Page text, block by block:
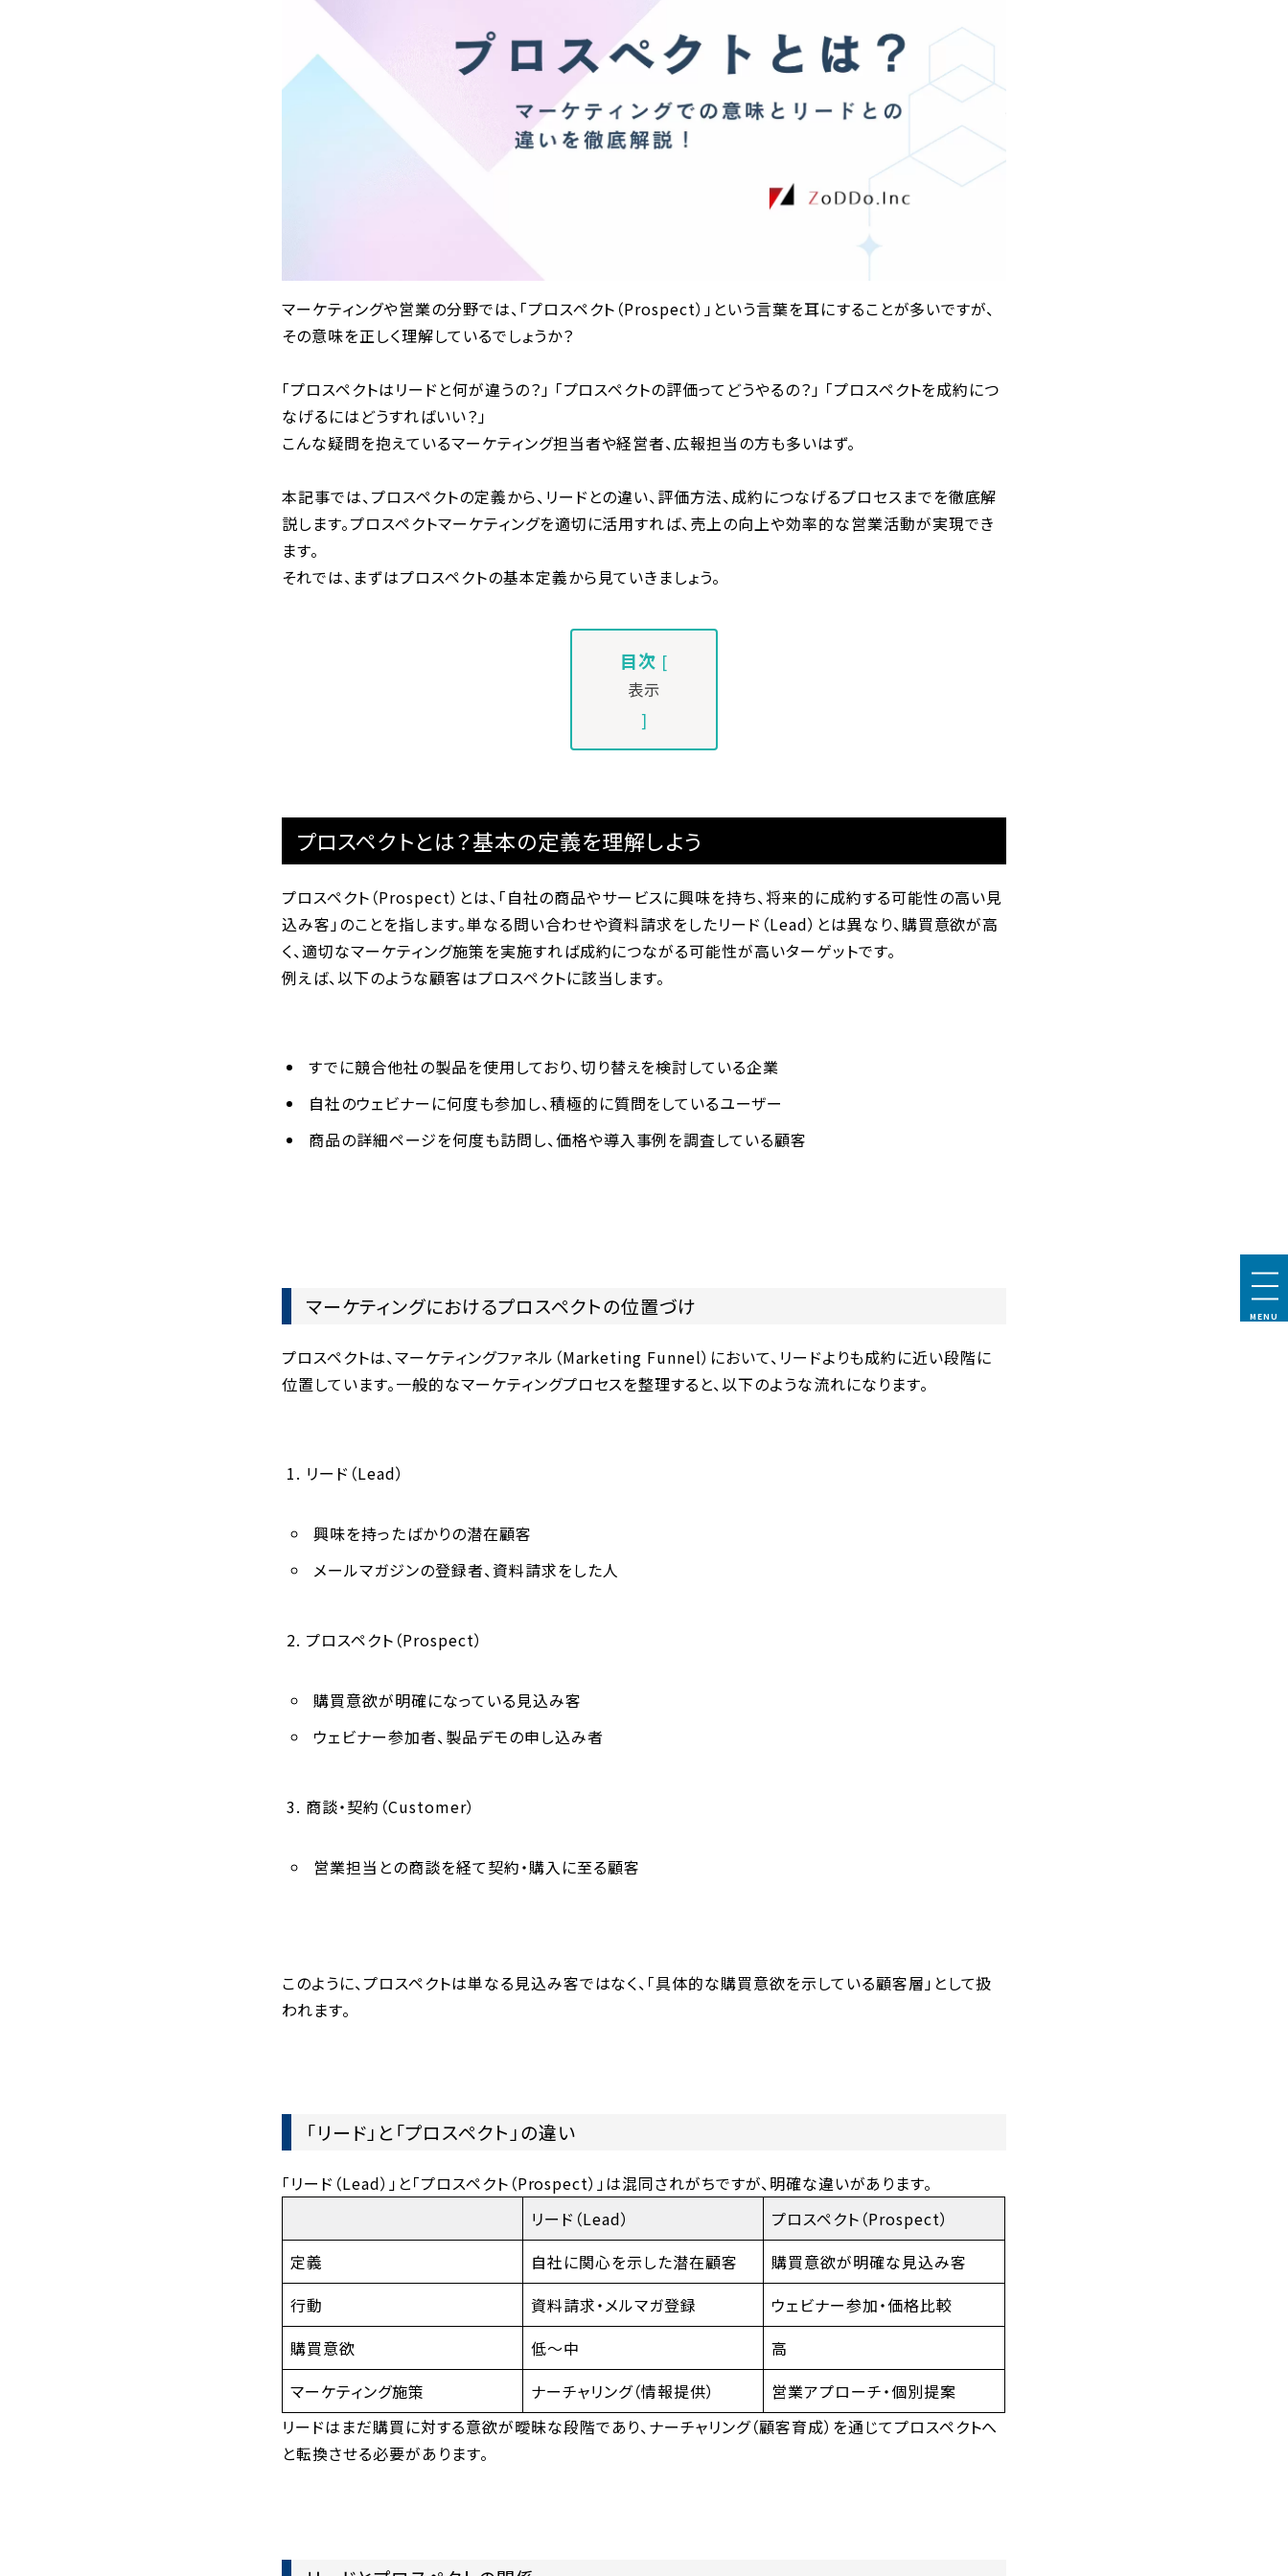
マーケティングや営業の分野では、「プロスペクト（Prospect）」という言葉を耳にすることが多いですが、
その意味を正しく理解しているでしょうか？
「プロスペクトはリードと何が違うの？」 「プロスペクトの評価ってどうやるの？」 「プロスペクトを成約につ
なげるにはどうすればいい？」
こんな疑問を抱えているマーケティング担当者や経営者、広報担当の方も多いはず。
本記事では、プロスペクトの定義から、リードとの違い、評価方法、成約につなげるプロセスまでを徹底解
説します。プロスペクトマーケティングを適切に活用すれば、売上の向上や効率的な営業活動が実現でき
ます。
それでは、まずはプロスペクトの基本定義から見ていきましょう。
目次 [
表示
]
プロスペクトとは？基本の定義を理解しよう
プロスペクト（Prospect）とは、「自社の商品やサービスに興味を持ち、将来的に成約する可能性の高い見
込み客」のことを指します。単なる問い合わせや資料請求をしたリード（Lead）とは異なり、購買意欲が高
く、適切なマーケティング施策を実施すれば成約につながる可能性が高いターゲットです。
例えば、以下のような顧客はプロスペクトに該当します。
すでに競合他社の製品を使用しており、切り替えを検討している企業
自社のウェビナーに何度も参加し、積極的に質問をしているユーザー
商品の詳細ページを何度も訪問し、価格や導入事例を調査している顧客
マーケティングにおけるプロスペクトの位置づけ
プロスペクトは、マーケティングファネル（Marketing Funnel）において、リードよりも成約に近い段階に
位置しています。一般的なマーケティングプロセスを整理すると、以下のような流れになります。
リード（Lead）
興味を持ったばかりの潜在顧客
メールマガジンの登録者、資料請求をした人
プロスペクト（Prospect）
購買意欲が明確になっている見込み客
ウェビナー参加者、製品デモの申し込み者
商談・契約（Customer）
営業担当との商談を経て契約・購入に至る顧客
このように、プロスペクトは単なる見込み客ではなく、「具体的な購買意欲を示している顧客層」として扱
われます。
「リード」と「プロスペクト」の違い
「リード（Lead）」と「プロスペクト（Prospect）」は混同されがちですが、明確な違いがあります。
リード（Lead）
プロスペクト（Prospect）
定義
自社に関心を示した潜在顧客
購買意欲が明確な見込み客
行動
資料請求・メルマガ登録
ウェビナー参加・価格比較
購買意欲
低〜中
高
マーケティング施策
ナーチャリング（情報提供）
営業アプローチ・個別提案
リードはまだ購買に対する意欲が曖昧な段階であり、ナーチャリング（顧客育成）を通じてプロスペクトへ
と転換させる必要があります。
MENU